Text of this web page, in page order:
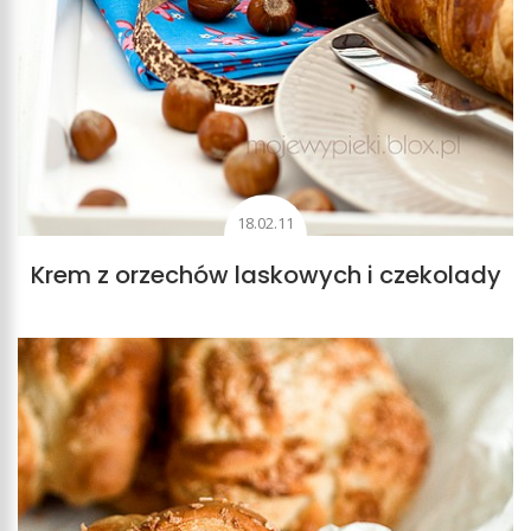
18.02.11
Krem z orzechów laskowych i czekolady